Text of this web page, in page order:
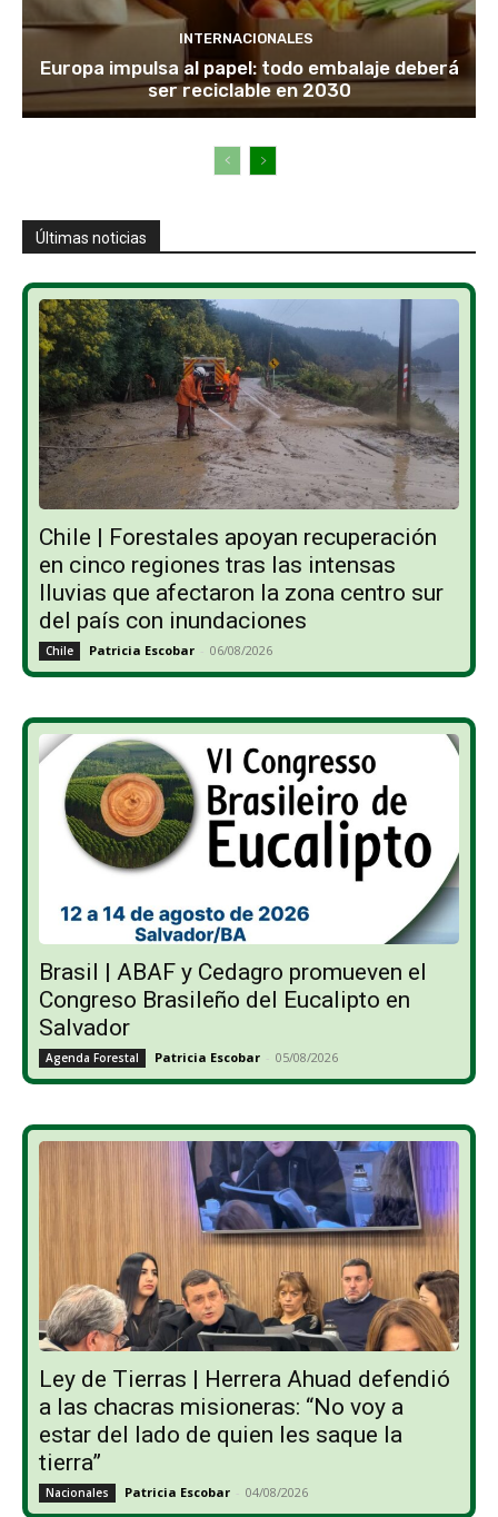
INTERNACIONALES
Europa impulsa al papel: todo embalaje deberá
ser reciclable en 2030
Últimas noticias
Chile | Forestales apoyan recuperación
en cinco regiones tras las intensas
lluvias que afectaron la zona centro sur
del país con inundaciones
Chile Patricia Escobar - 06/08/2026
Brasil | ABAF y Cedagro promueven el
Congreso Brasileño del Eucalipto en
Salvador
Agenda Forestal Patricia Escobar - 05/08/2026
Ley de Tierras | Herrera Ahuad defendió
a las chacras misioneras: “No voy a
estar del lado de quien les saque la
tierra”
Nacionales Patricia Escobar - 04/08/2026